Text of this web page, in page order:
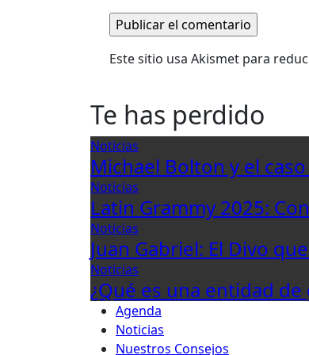
Este sitio usa Akismet para
Te has perdido
Noticias
Michael Bolton y el
Noticias
Latin Grammy 2025:
Noticias
Juan Gabriel: El Divo
Noticias
¿Qué es una entidad
Agenda
Noticias
Nuestros Consejos